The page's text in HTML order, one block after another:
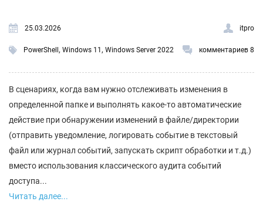
25.03.2026 itpro
PowerShell , Windows 11 , Windows Server 2022 комментариев 8
В сценариях, когда вам нужно отслеживать изменения в
определенной папке и выполнять какое-то автоматические
действие при обнаружении изменений в файле/директории
(отправить уведомление, логировать событие в текстовый
файл или журнал событий, запускать скрипт обработки и т.д.)
вместо использования классического аудита событий
доступа...
Читать далее...